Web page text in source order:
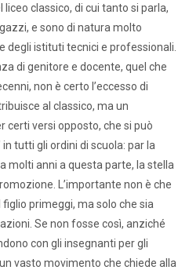
classico, di cui tanto si parla,
e sono di natura molto
degli istituti tecnici e professionali.
di genitore e docente, quel che
non è certo l’eccesso di
al classico, ma un
certi versi opposto, che si può
tutti gli ordini di scuola: par la
molti anni a questa parte, la stella
L’importante non è che
figlio primeggi, ma solo che sia
Se non fosse così, anziché
con gli insegnanti per gli
vasto movimento che chiede alla